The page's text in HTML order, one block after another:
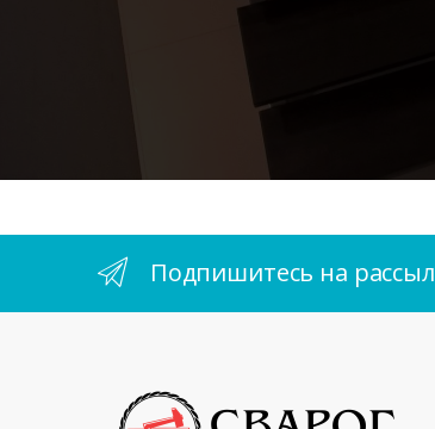
Подпишитесь на